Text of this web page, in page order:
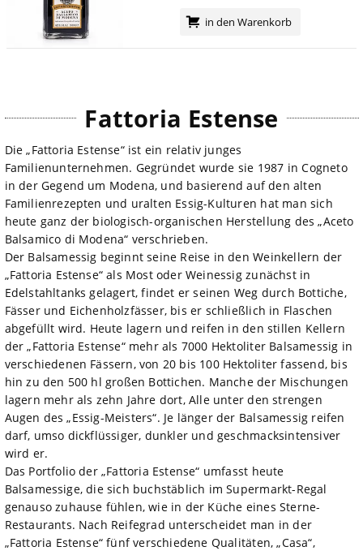
in den Warenkorb
Fattoria Estense
Die „Fattoria Estense“ ist ein relativ junges
Familienunternehmen. Gegründet wurde sie 1987 in Cogneto
in der Gegend um Modena, und basierend auf den alten
Familienrezepten und uralten Essig-Kulturen hat man sich
heute ganz der biologisch-organischen Herstellung des „Aceto
Balsamico di Modena“ verschrieben.
Der Balsamessig beginnt seine Reise in den Weinkellern der
„Fattoria Estense“ als Most oder Weinessig zunächst in
Edelstahltanks gelagert, findet er seinen Weg durch Bottiche,
Fässer und Eichenholzfässer, bis er schließlich in Flaschen
abgefüllt wird. Heute lagern und reifen in den stillen Kellern
der „Fattoria Estense“ mehr als 7000 Hektoliter Balsamessig in
verschiedenen Fässern, von 20 bis 100 Hektoliter fassend, bis
hin zu den 500 hl großen Bottichen. Manche der Mischungen
lagern mehr als zehn Jahre dort, Alle unter den strengen
Augen des „Essig-Meisters“. Je länger der Balsamessig reifen
darf, umso dickflüssiger, dunkler und geschmacksintensiver
wird er.
Das Portfolio der „Fattoria Estense“ umfasst heute
Balsamessige, die sich buchstäblich im Supermarkt-Regal
genauso zuhause fühlen, wie in der Küche eines Sterne-
Restaurants. Nach Reifegrad unterscheidet man in der
„Fattoria Estense“ fünf verschiedene Qualitäten, „Casa“,